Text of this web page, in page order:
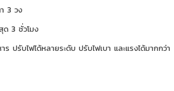
3 วง
ด 3 ชั่วโมง
ร ปรับไฟได้หลายระดับ ปรับไฟเบา และแรงได้มากกว่า